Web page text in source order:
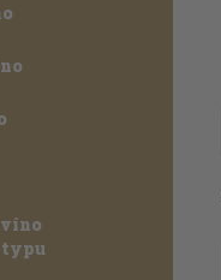
typu